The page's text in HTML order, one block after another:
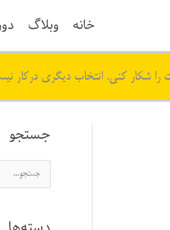
خانه وبلاگ
را شکار کنی. انتخاب دیگری درکار
جستجو
س